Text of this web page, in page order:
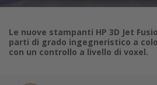
Le nuove stampanti HP 3D Jet
parti di grado ingegneristico a
con un controllo a livello di voxel.